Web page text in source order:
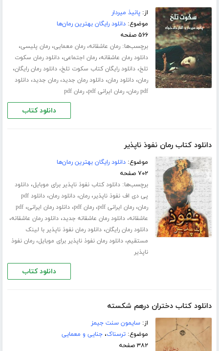
از:پانیذ میردار
موضوع:دانلود رایگان بهترین رمان‌ها
۵۶۶ صفحه
برچسب‌ها:رمان عاشقانه،رمان معمایی،رمان پلیسی،
دانلود رمان عاشقانه،رمان اجتماعی،دانلود رمان سکوت
تلخ،دانلود رایگان کتاب سکوت تلخ،دانلود رمان رایگان،
رمان،دانلود رمان،دانلود رمان جدید،رمان جدید،دانلود
pdf رمان
،رمان ایرانی pdf ،رمان pdf
دانلود کتاب
دانلود کتاب رمان نفوذ ناپذیر
موضوع:دانلود رایگان بهترین رمان‌ها
۷۰۲ صفحه
برچسب‌ها:دانلود کتاب نفوذ ناپذیر برای موبایل،دانلود
پی دی اف نفوذ ناپذیر،رمان،دانلود رمان،
دانلود pdf
رمان،رمان ایرانی pdf ،رمان pdf ،دانلود رمان ایرانی،pdf
عاشقانه،دانلود رمان عاشقانه جدید،دانلود رمان عاشقانه،
دانلود رمان رایگان،دانلود رمان نفوذ ناپذیر با لینک
مستقیم،دانلود رمان نفوذ ناپذیر برای موبایل،رمان نفوذ
ناپذیر
دانلود کتاب
دانلود کتاب دختران درهم شکسته
از:سایمون سنت جیمز
موضوع:ترسناک،جنایی و معمایی
۳۸۲ صفحه